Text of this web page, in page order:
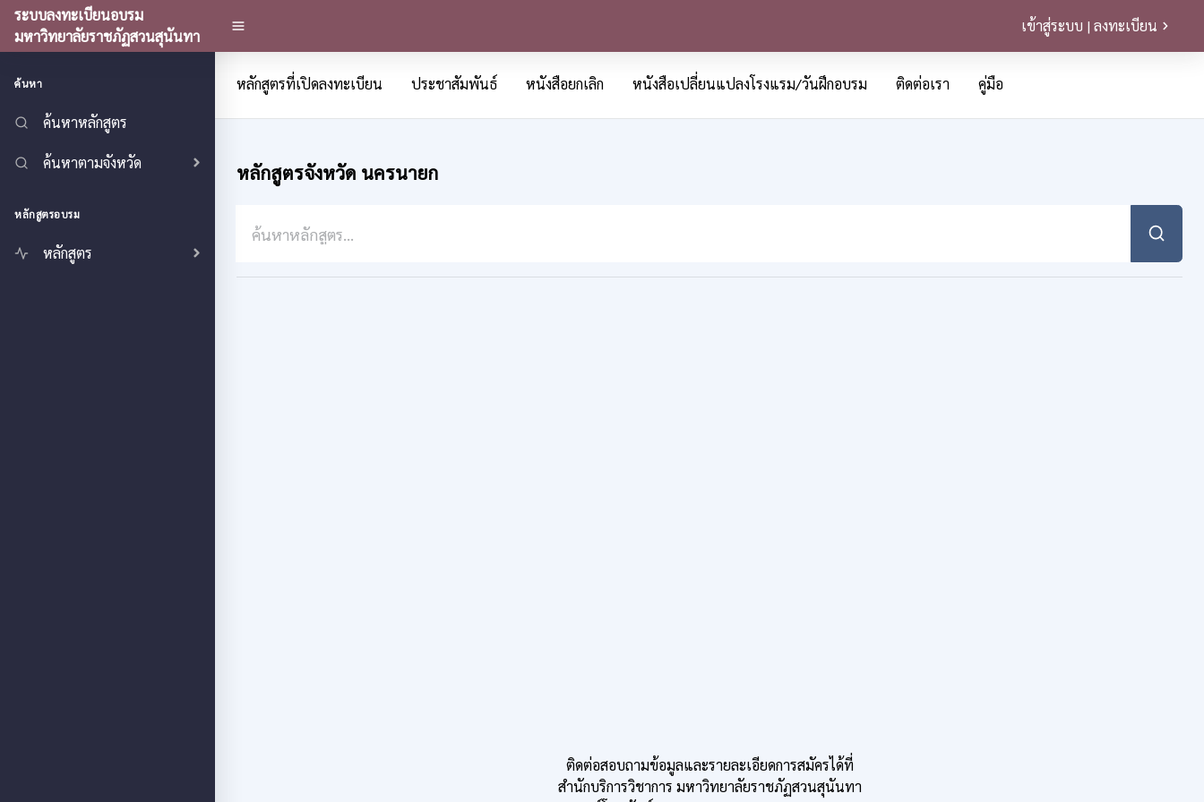
ระบบลงทะเบียนอบรม
มหาวิทยาลัยราชภัฏสวนสุนันทา
เข้าสู่ระบบ | ลงทะเบียน
ค้นหา
ค้นหาหลักสูตร
ค้นหาตามจังหวัด
หลักสูตรอบรม
หลักสูตร
หลักสูตรที่เปิดลงทะเบียน ประชาสัมพันธ์ หนังสือยกเลิก หนังสือเปลี่ยนแปลงโรงแรม/วันฝึกอบรม ติดต่อเรา คู่มือ
หลักสูตรจังหวัด นครนายก
ติดต่อสอบถามข้อมูลและรายละเอียดการสมัครได้ที่
สำนักบริการวิชาการ มหาวิทยาลัยราชภัฏสวนสุนันทา